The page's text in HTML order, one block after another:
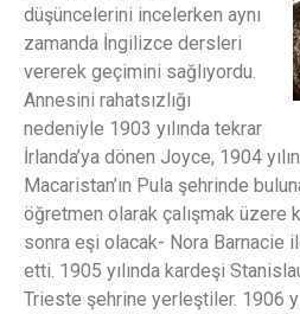
düşüncelerini incelerken aynı
zamanda İngilizce dersleri
vererek geçimini sağlıyordu.
Annesini rahatsızlığı
nedeniyle 1903 yılında tekrar
İrlanda’ya dönen Joyce, 1904
Macaristan’ın Pula şehrinde
öğretmen olarak çalışmak üzere
sonra eşi olacak- Nora Barnacie
etti. 1905 yılında kardeşi
Trieste şehrine yerleştiler. 1906